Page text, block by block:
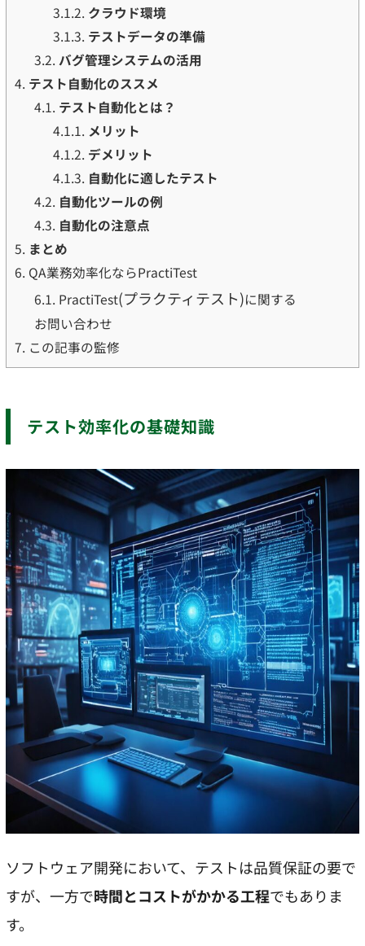
3.1.2. クラウド環境
3.1.3. テストデータの準備
3.2.バグ管理システムの活用
4. テスト自動化のススメ
4.1. テスト自動化とは？
4.1.1. メリット
4.1.2. デメリット
4.1.3. 自動化に適したテスト
4.2. 自動化ツールの例
4.3. 自動化の注意点
5. まとめ
6. QA業務効率化ならPractiTest
6.1.PractiTest(プラクティテスト)に関する
お問い合わせ
7. この記事の監修
テスト効率化の基礎知識
ソフトウェア開発において、テストは品質保証の要で
すが、一方で時間とコストがかかる工程でもありま
す。